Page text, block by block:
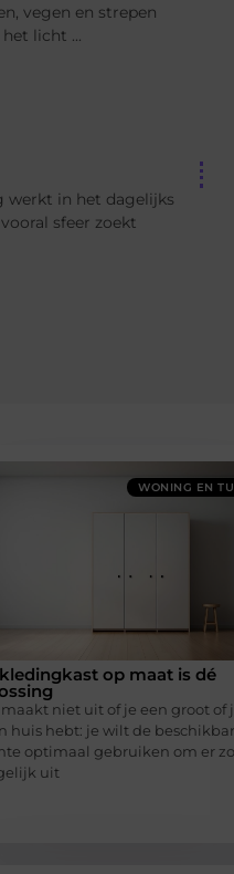
vegen en strepen
licht ...
werkt in het dagelijks
sfeer zoekt
WONING EN
op maat is dé
niet uit of je een groot of
huis hebt: je wilt de
optimaal gebruiken om er
uit